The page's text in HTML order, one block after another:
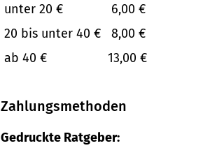
unter 20 €
6,00 €
20 bis unter 40 €
8,00 €
ab 40 €
13,00 €
Zahlungsmethoden
Gedruckte Ratgeber: